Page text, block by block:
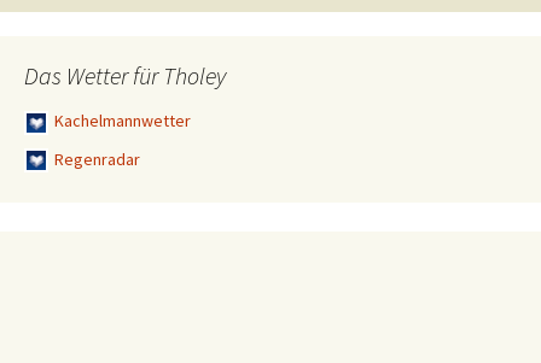
Das Wetter für Tholey
Kachelmannwetter
Regenradar